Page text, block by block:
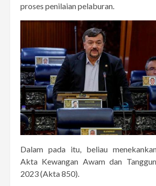
proses penilaian pelaburan.
Dalam pada itu, beliau
Akta Kewangan Awam dan
2023 (Akta 850).